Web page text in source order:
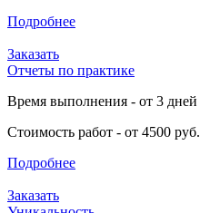
Подробнее
Заказать
Отчеты по практике
Время выполнения - от 3 дней
Стоимость работ - от 4500 руб.
Подробнее
Заказать